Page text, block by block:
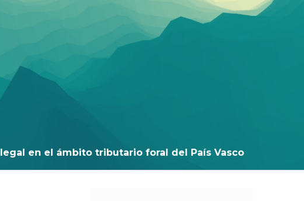
en el ámbito tributario foral del País Vasco